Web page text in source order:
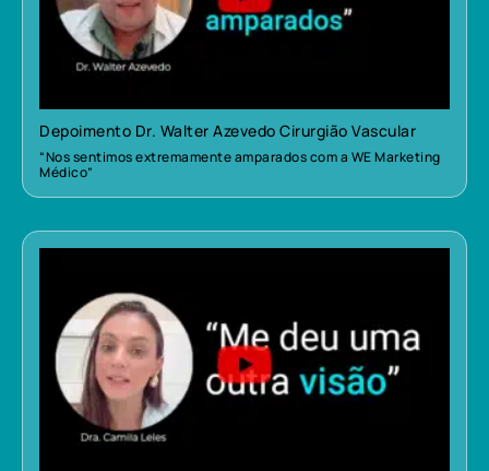
Depoimento Dr. Walter Azevedo Cirurgião Vascular
“Nos sentimos extremamente amparados com a WE Marketing
Médico”